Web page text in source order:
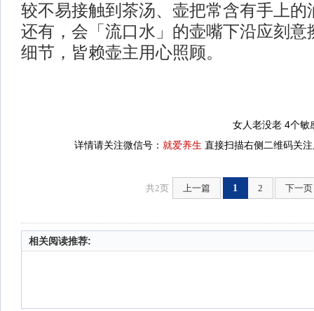
较不易接触到茶汤、壶把常含有手上的
还有，会「流口水」的壶嘴下沿应刻意
细节，皆赖壶主用心照顾。
女人老没老 4个敏
详情请关注微信号： 就爱养生 直接扫描右侧二维码关
共2页 上一篇 1 2 下一页
相关阅读推荐: